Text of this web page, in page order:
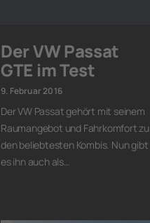
Der VW Passat
GTE im Test
9. Februar 2016
Der VW Passat gehört mit seinem
Raumangebot und Fahrkomfort zu
den beliebtesten Kombis. Nun gibt
es ihn auch als…